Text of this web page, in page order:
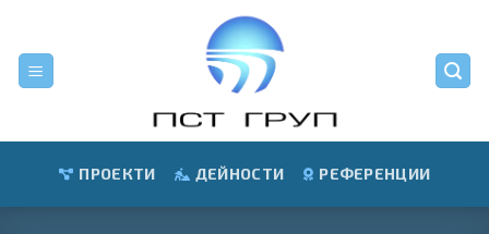
content
ПРОЕКТИ ДЕЙНОСТИ РЕФЕРЕНЦИИ